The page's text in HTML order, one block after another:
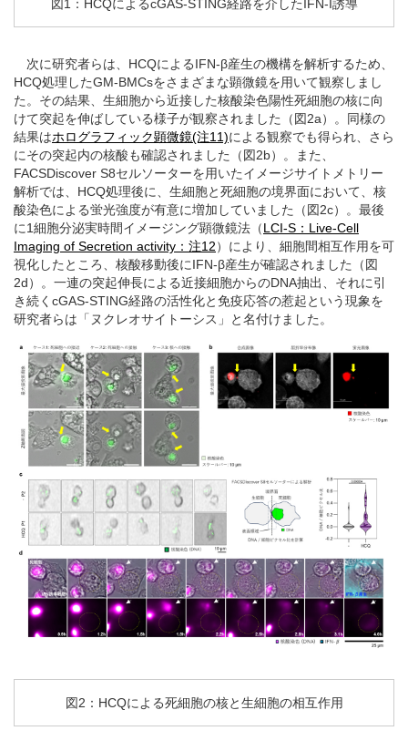
図1：HCQによるcGAS-STING経路を介したIFN-I誘導
次に研究者らは、HCQによるIFN-β産生の機構を解析するため、
HCQ処理したGM-BMCsをさまざまな顕微鏡を用いて観察しまし
た。その結果、生細胞から近接した核酸染色陽性死細胞の核に向
けて突起を伸ばしている様子が観察されました（図2a）。同様の
結果はホログラフィック顕微鏡(注11)による観察でも得られ、さら
にその突起内の核酸も確認されました（図2b）。また、
FACSDiscover S8セルソーターを用いたイメージサイトメトリー
解析では、HCQ処理後に、生細胞と死細胞の境界面において、核
酸染色による蛍光強度が有意に増加していました（図2c）。最後
に1細胞分泌実時間イメージング顕微鏡法（LCI-S：Live-Cell
Imaging of Secretion activity：注12）により、細胞間相互作用を可
視化したところ、核酸移動後にIFN-β産生が確認されました（図
2d）。一連の突起伸長による近接細胞からのDNA抽出、それに引
き続くcGAS-STING経路の活性化と免疫応答の惹起という現象を
研究者らは「ヌクレオサイトーシス」と名付けました。
図2：HCQによる死細胞の核と生細胞の相互作用